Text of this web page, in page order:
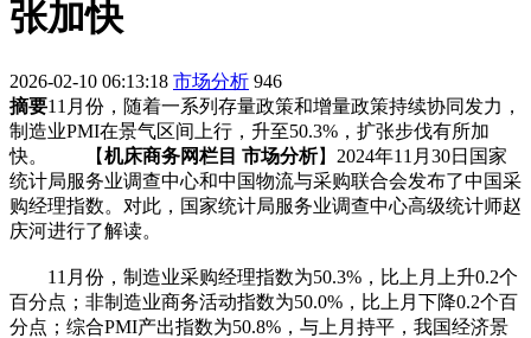
张加快
2026-02-10 06:13:18 市场分析 946
摘要11月份，随着一系列存量政策和增量政策持续协同发力，
制造业PMI在景气区间上行，升至50.3%，扩张步伐有所加
快。 【机床商务网栏目 市场分析】2024年11月30日国家
统计局服务业调查中心和中国物流与采购联合会发布了中国采
购经理指数。对此，国家统计局服务业调查中心高级统计师赵
庆河进行了解读。
11月份，制造业采购经理指数为50.3%，比上月上升0.2个
百分点；非制造业商务活动指数为50.0%，比上月下降0.2个百
分点；综合PMI产出指数为50.8%，与上月持平，我国经济景